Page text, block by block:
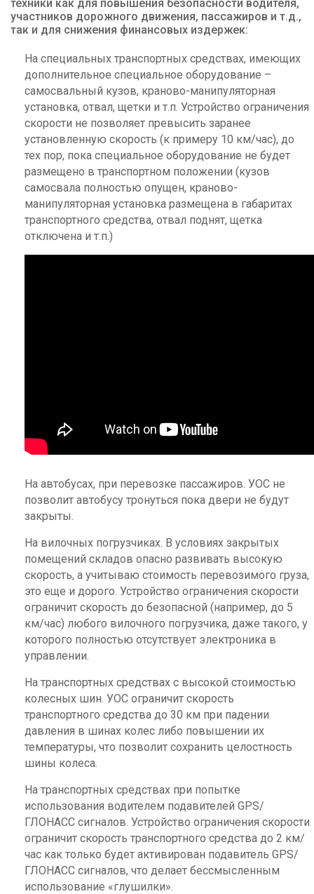
техники как для повышения безопасности водителя,
участников дорожного движения, пассажиров и т.д.,
так и для снижения финансовых издержек:
На специальных транспортных средствах, имеющих
дополнительное специальное оборудование –
самосвальный кузов, краново-манипуляторная
установка, отвал, щетки и т.п. Устройство ограничения
скорости не позволяет превысить заранее
установленную скорость (к примеру 10 км/час), до
тех пор, пока специальное оборудование не будет
размещено в транспортном положении (кузов
самосвала полностью опущен, краново-
манипуляторная установка размещена в габаритах
транспортного средства, отвал поднят, щетка
отключена и т.п.)
На автобусах, при перевозке пассажиров. УОС не
позволит автобусу тронуться пока двери не будут
закрыты.
На вилочных погрузчиках. В условиях закрытых
помещений складов опасно развивать высокую
скорость, а учитываю стоимость перевозимого груза,
это еще и дорого. Устройство ограничения скорости
ограничит скорость до безопасной (например, до 5
км/час) любого вилочного погрузчика, даже такого, у
которого полностью отсутствует электроника в
управлении.
На транспортных средствах с высокой стоимостью
колесных шин. УОС ограничит скорость
транспортного средства до 30 км при падении
давления в шинах колес либо повышении их
температуры, что позволит сохранить целостность
шины колеса.
На транспортных средствах при попытке
использования водителем подавителей GPS/
ГЛОНАСС сигналов. Устройство ограничения скорости
ограничит скорость транспортного средства до 2 км/
час как только будет активирован подавитель GPS/
ГЛОНАСС сигналов, что делает бессмысленным
использование «глушилки».